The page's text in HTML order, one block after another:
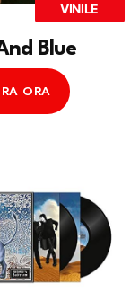
VINILE
Blue
ORA